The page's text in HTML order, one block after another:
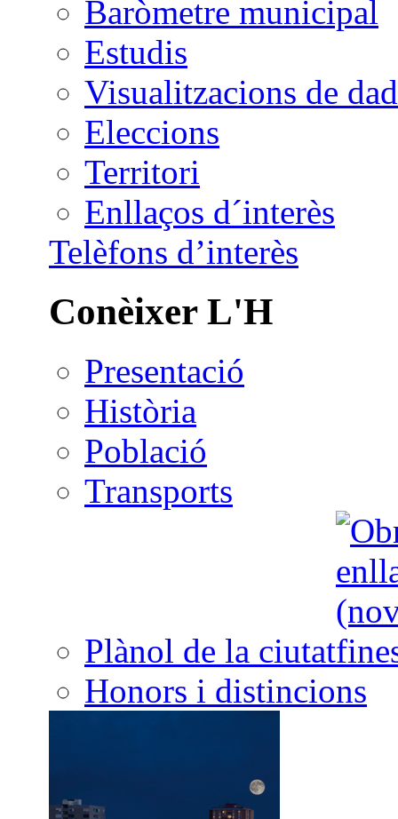
Baròmetre municipal
Estudis
Visualitzacions de
Eleccions
Territori
Enllaços d´interès
Telèfons d’interès
Conèixer L'H
Presentació
Història
Població
Transports
Plànol de la ciutat
Honors i distincions